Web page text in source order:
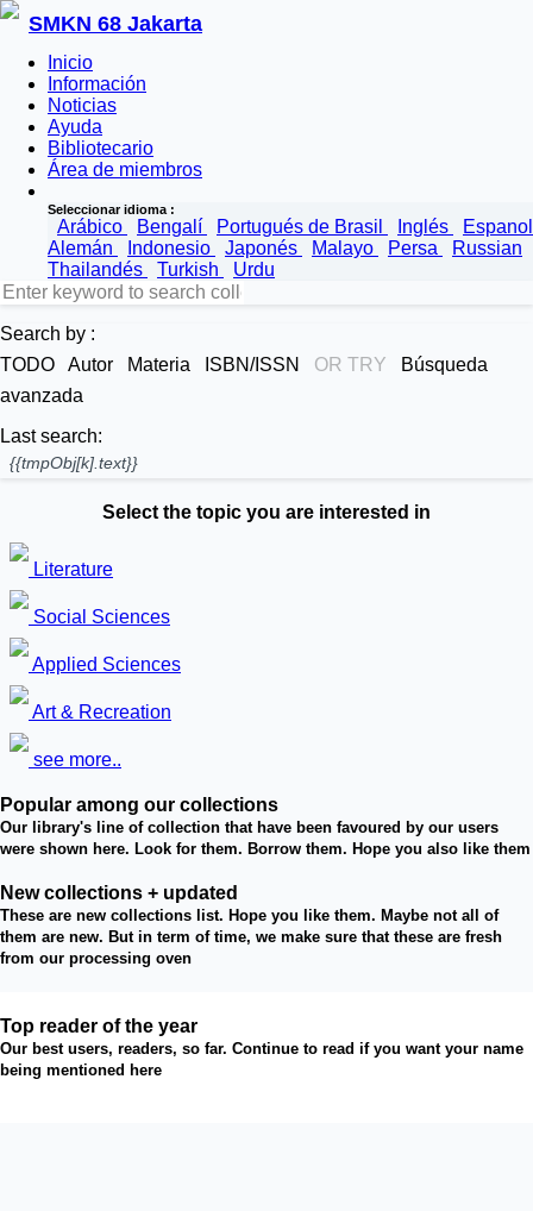
SMKN 68 Jakarta
Inicio
Información
Noticias
Ayuda
Bibliotecario
Área de miembros
Seleccionar idioma :
Arábico Bengalí Portugués de Brasil Inglés
Espanol
Alemán
Indonesio Japonés Malayo Persa
Russian
Thailandés
Turkish Urdu
Search by :
TODO
Autor Materia ISBN/ISSN OR TRY
Búsqueda
avanzada
Last search:
{{tmpObj[k].text}}
Select the topic you are interested in
Literature
Social Sciences
Applied Sciences
Art & Recreation
see more..
Popular among our collections
Our library's line of collection that have been favoured by our users
were shown here. Look for them. Borrow them. Hope you also like them
New collections + updated
These are new collections list. Hope you like them. Maybe not all of
them are new. But in term of time, we make sure that these are fresh
from our processing oven
Top reader of the year
Our best users, readers, so far. Continue to read if you want your name
being mentioned here